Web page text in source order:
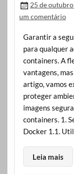
25 de
um comentário
Garantir a
para qualquer
containers. A
vantagens,
artigo, vamos
proteger
imagens
containers. 1.
Docker 1.1.
Leia mais